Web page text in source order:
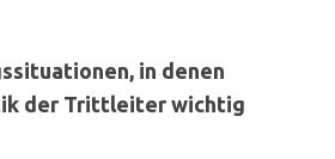
in denen
der Trittleiter wichtig